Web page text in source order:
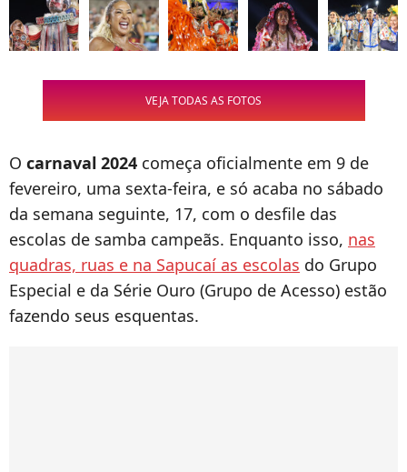
VEJA TODAS AS FOTOS
O carnaval 2024 começa oficialmente em 9 de
fevereiro, uma sexta-feira, e só acaba no sábado
da semana seguinte, 17, com o desfile das
escolas de samba campeãs. Enquanto isso, nas
quadras, ruas e na Sapucaí as escolas do Grupo
Especial e da Série Ouro (Grupo de Acesso) estão
fazendo seus esquentas.